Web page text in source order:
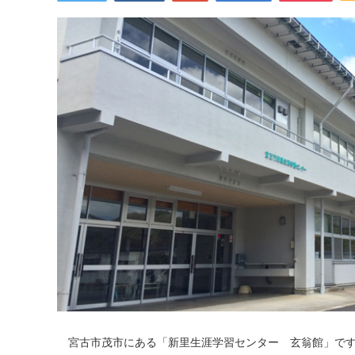
宮古市茂市にある「新里生涯学習センター 玄翁館」で